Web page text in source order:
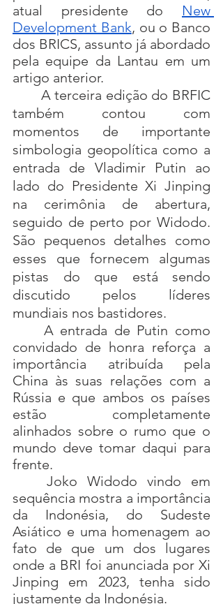
atual presidente do New
Development Bank, ou o Banco
dos BRICS, assunto já abordado
pela equipe da Lantau em um
artigo anterior.
também contou com
momentos de importante
simbologia geopolítica como a
entrada de Vladimir Putin ao
lado do Presidente Xi Jinping
na cerimônia de abertura,
seguido de perto por Widodo.
São pequenos detalhes como
esses que fornecem algumas
pistas do que está sendo
discutido pelos líderes
mundiais nos bastidores.
convidado de honra reforça a
importância atribuída pela
China às suas relações com a
Rússia e que ambos os países
estão completamente
alinhados sobre o rumo que o
mundo deve tomar daqui para
frente.
Joko Widodo vindo em
sequência mostra a importância
da Indonésia, do Sudeste
Asiático e uma homenagem ao
fato de que um dos lugares
onde a BRI foi anunciada por Xi
Jinping em 2023, tenha sido
justamente da Indonésia.